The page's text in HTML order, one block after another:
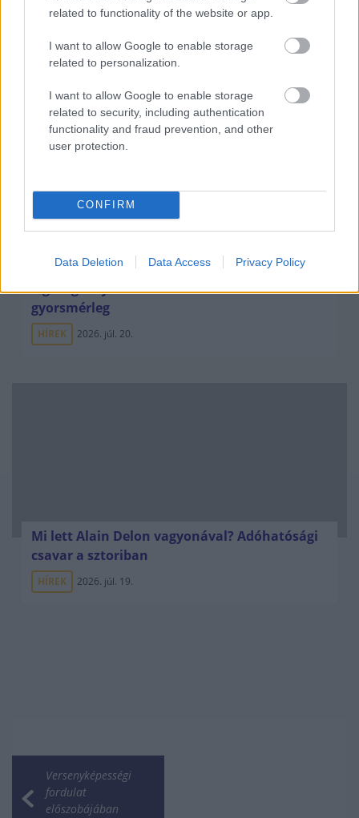
related to functionality of the website or app.
I want to allow Google to enable storage
related to personalization.
I want to allow Google to enable storage
related to security, including authentication
functionality and fraud prevention, and other
user protection.
CONFIRM
Data Deletion Data Access Privacy Policy
Uniós források: íme a teendők, amelyek a
pénzek érkezéséhez még szükségesek
Minden idők legjövedelmezőbbje és
legdrágábbja volt az amerikai foci vb -
gyorsmérleg
HÍREK 2026. júl. 20.
Mi lett Alain Delon vagyonával? Adóhatósági
csavar a sztoriban
HÍREK 2026. júl. 19.
Versenyképességi
fordulat
előszobájában